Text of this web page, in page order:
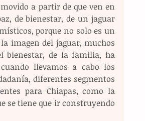
a partir de que ven en
de bienestar, de un jaguar
porque no solo es un
imagen del jaguar, muchos
bienestar, de la familia, ha
llevamos a cabo los
diferentes segmentos
para Chiapas, como la
se tiene que ir construyendo